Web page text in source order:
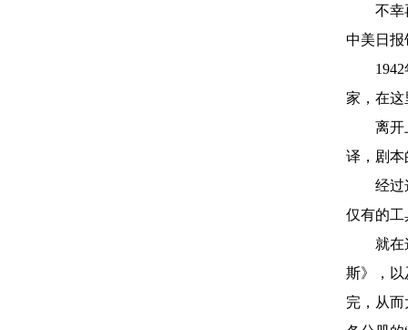
不幸
中美日报
家，在这
离开
译，剧本
经过
仅有的
就在
斯》，以
完，从